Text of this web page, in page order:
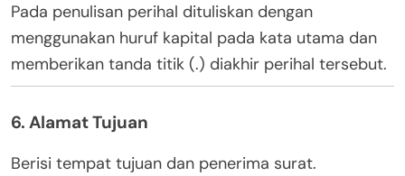
Pada penulisan perihal dituliskan dengan
menggunakan huruf kapital pada kata utama dan
memberikan tanda titik (.) diakhir perihal tersebut.
6. Alamat Tujuan
Berisi tempat tujuan dan penerima surat.